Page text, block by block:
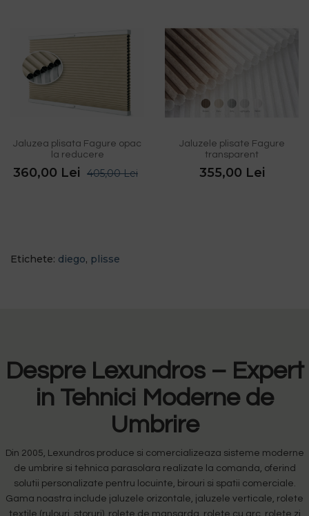
Jaluzea plisata Fagure opac
la reducere
360,00 Lei 405,00 Lei
Jaluzele plisate Fagure
transparent
355,00 Lei
Etichete: diego, plisse
Despre Lexundros – Expert
in Tehnici Moderne de
Umbrire
Din 2005, Lexundros produce si comercializeaza sisteme moderne
de umbrire si tehnica parasolara realizate la comanda, oferind
solutii personalizate pentru locuinte, birouri si spatii comerciale.
Gama noastra include jaluzele orizontale, jaluzele verticale, rolete
textile (rulouri, storuri), rolete de mansarda, rolete cu arc, rolete zi